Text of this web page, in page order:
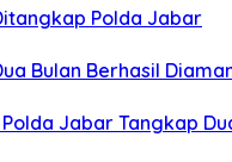
Polda Jabar
Bulan Berhasil
Jabar Tangkap